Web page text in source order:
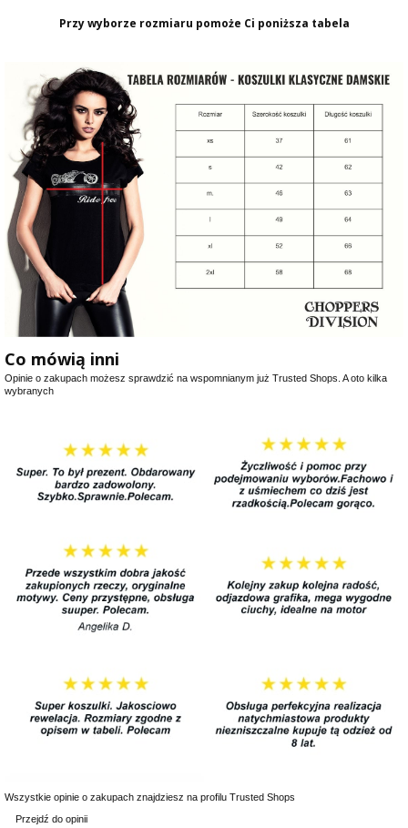
Przy wyborze rozmiaru pomoże Ci poniższa tabela
Co mówią inni
Opinie o zakupach możesz sprawdzić na wspomnianym już Trusted Shops. A oto kilka
wybranych
Wszystkie opinie o zakupach znajdziesz na profilu Trusted Shops
Przejdź do opinii